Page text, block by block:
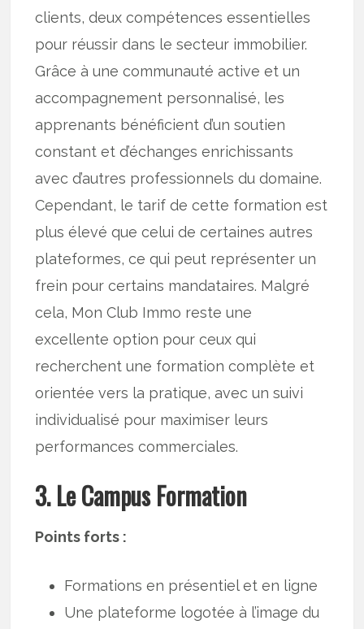
clients, deux compétences essentielles
pour réussir dans le secteur immobilier.
Grâce à une communauté active et un
accompagnement personnalisé, les
apprenants bénéficient d’un soutien
constant et d’échanges enrichissants
avec d’autres professionnels du domaine.
Cependant, le tarif de cette formation est
plus élevé que celui de certaines autres
plateformes, ce qui peut représenter un
frein pour certains mandataires. Malgré
cela, Mon Club Immo reste une
excellente option pour ceux qui
recherchent une formation complète et
orientée vers la pratique, avec un suivi
individualisé pour maximiser leurs
performances commerciales.
3. Le Campus Formation
Points forts :
Formations en présentiel et en ligne
Une plateforme logotée à l’image du